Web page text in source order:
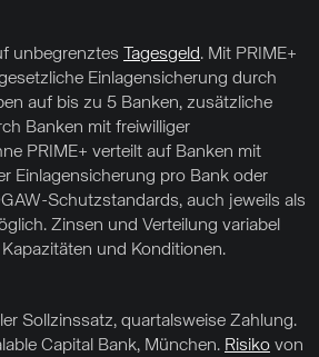
unbegrenztes
Tagesgeld. Mit PRIME+
Einlagensicherung durch
auf bis zu 5 Banken, zusätzliche
Banken mit freiwilliger
PRIME+ verteilt auf Banken mit
Einlagensicherung pro Bank oder
Schutzstandards, auch jeweils als
Zinsen und Verteilung variabel
und Konditionen.
Sollzinssatz, quartalsweise Zahlung.
Capital Bank, München. Risiko von